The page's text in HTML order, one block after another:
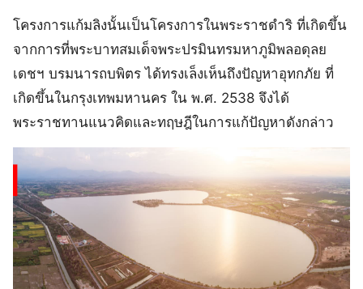
โครงการแก้มลิงนั้นเป็นโครงการในพระราชดำริ ที่เกิดขึ้น
จากการที่พระบาทสมเด็จพระปรมินทรมหาภูมิพลอดุลย
เดชฯ บรมนารถบพิตร ได้ทรงเล็งเห็นถึงปัญหาอุทกภัย ที่
เกิดขึ้นในกรุงเทพมหานคร ใน พ.ศ. 2538 จึงได้
พระราชทานแนวคิดและทฤษฎีในการแก้ปัญหาดังกล่าว